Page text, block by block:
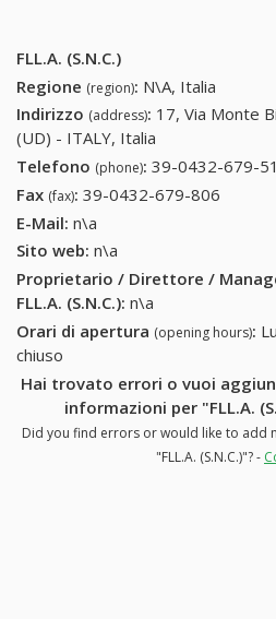
FLL.A. (S.N.C.)
Regione (region): N\A, Italia
Indirizzo (address): 17, Via Monte
(UD) - ITALY, Italia
Telefono (phone): 39-0432-679-
Fax (fax): 39-0432-679-806
E-Mail: n\a
Sito web: n\a
Proprietario / Direttore /
FLL.A. (S.N.C.): n\a
Orari di apertura (opening hours):
chiuso
Hai trovato errori o vuoi
informazioni per "FLL.A.
Did you find errors or would like to add
"FLL.A. (S.N.C.)"? -